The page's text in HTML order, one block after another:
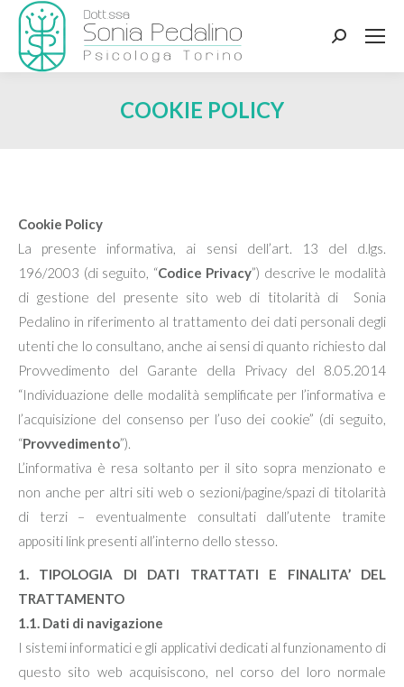
Search:
COOKIE POLICY
Cookie Policy
La presente informativa, ai sensi dell’art. 13 del d.lgs.
196/2003 (di seguito, “Codice Privacy”) descrive le modalità
di gestione del presente sito web di titolarità di Sonia
Pedalino in riferimento al trattamento dei dati personali degli
utenti che lo consultano, anche ai sensi di quanto richiesto dal
Provvedimento del Garante della Privacy del 8.05.2014
“Individuazione delle modalità semplificate per l’informativa e
l’acquisizione del consenso per l’uso dei cookie” (di seguito,
“Provvedimento”).
L’informativa è resa soltanto per il sito sopra menzionato e
non anche per altri siti web o sezioni/pagine/spazi di titolarità
di terzi – eventualmente consultati dall’utente tramite
appositi link presenti all’interno dello stesso.
1. TIPOLOGIA DI DATI TRATTATI E FINALITA’ DEL
TRATTAMENTO
1.1. Dati di navigazione
I sistemi informatici e gli applicativi dedicati al funzionamento di
questo sito web acquisiscono, nel corso del loro normale